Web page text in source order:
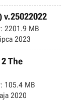
v.25022022
2201.9 MB
2023
The
105.4 MB
2020